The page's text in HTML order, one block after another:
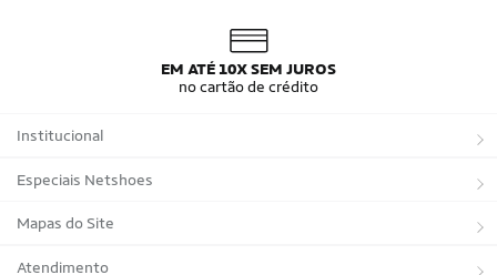
EM ATÉ 10X SEM JUROS
no cartão de crédito
Institucional
Sobre a Netshoes
Política de Privacidade
Programa de Afiliados
Especiais Netshoes
Suplementos
Corrida
Mapas do Site
Marcas
Atendimento